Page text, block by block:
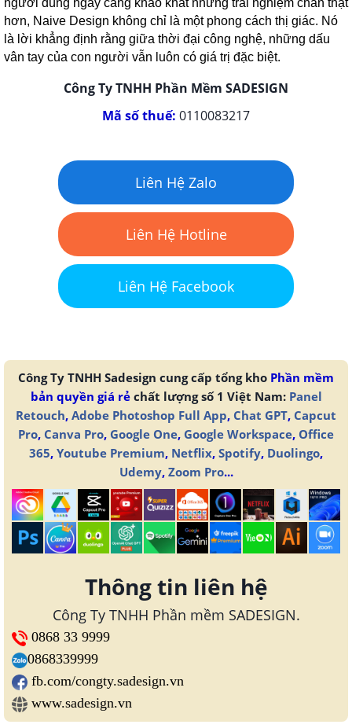
người dùng ngày càng khao khát những trải nghiệm chân thật
hơn, Naive Design không chỉ là một phong cách thị giác. Nó
là lời khẳng định rằng giữa thời đại công nghệ, những dấu
vân tay của con người vẫn luôn có giá trị đặc biệt.
Công Ty TNHH Phần Mềm SADESIGN
Mã số thuế: 0110083217
Liên Hệ Zalo
Liên Hệ Hotline
Liên Hệ Facebook
Công Ty TNHH Sadesign cung cấp tổng kho Phần mềm
bản quyền giá rẻchất lượng số 1 Việt Nam: Panel
Retouch, Adobe Photoshop Full App, Chat GPT, Capcut
Pro, Canva Pro, Google One, Google Workspace, Office
365, Youtube Premium, Netflix, Spotify, Duolingo,
Udemy, Zoom Pro...
Thông tin liên hệ
Công Ty TNHH Phần mềm SADESIGN.
0868 33 9999
0868339999
fb.com/congty.sadesign.vn
www.sadesign.vn